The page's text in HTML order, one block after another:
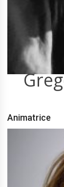
Animatrice